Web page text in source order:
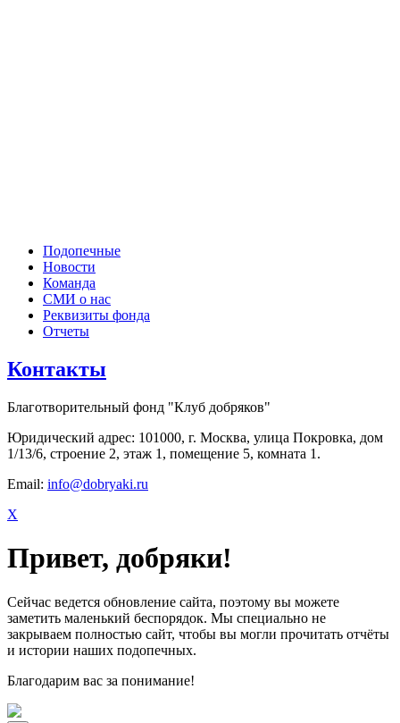
Подопечные
Новости
Команда
СМИ о нас
Реквизиты фонда
Отчеты
Контакты
Благотворительный фонд "Клуб добряков"
Юридический адрес: 101000, г. Москва, улица Покровка, дом
1/13/6, строение 2, этаж 1, помещение 5, комната 1.
Email: info@dobryaki.ru
X
Привет, добряки!
Сейчас ведется обновление сайта, поэтому вы можете
заметить маленький беспорядок. Мы специально не
закрываем полностью сайт, чтобы вы могли прочитать отчёты
и истории наших подопечных.
Благодарим вас за понимание!